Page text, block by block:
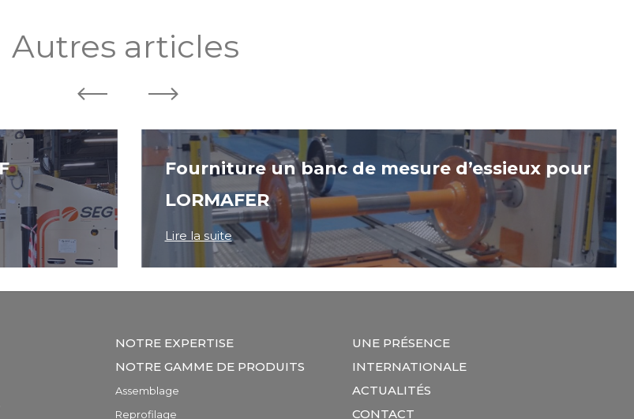
Autres articles
Fourniture un banc de mesure d’essieux pour
LORMAFER
Lire la suite
NOTRE EXPERTISE
NOTRE GAMME DE PRODUITS
Assemblage
Reprofilage
UNE PRÉSENCE
INTERNATIONALE
ACTUALITÉS
CONTACT